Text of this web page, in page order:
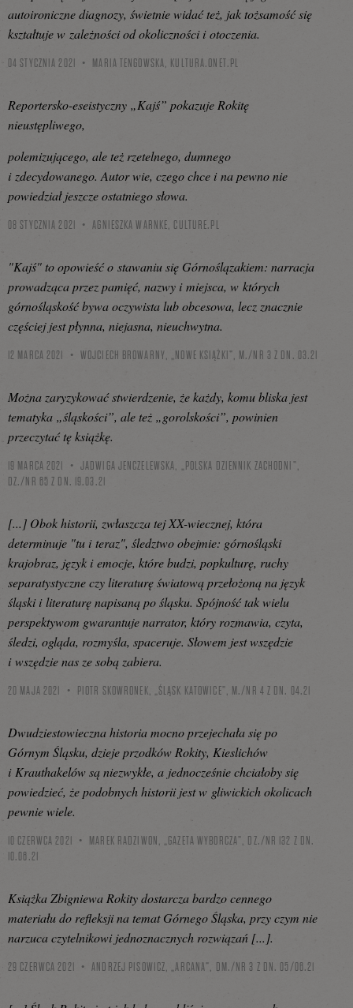
autoironiczne diagnozy, świetnie widać też, jak tożsamość się
kształtuje w zależności od okoliczności i otoczenia.
04 STYCZNIA 2021 MARIA TENGOWSKA, KULTURA.ONET.PL
Reportersko-eseistyczny „Kajś” pokazuje Rokitę
nieustępliwego,
polemizującego, ale też rzetelnego, dumnego
i zdecydowanego. Autor wie, czego chce i na pewno nie
powiedział jeszcze ostatniego słowa.
08 STYCZNIA 2021 AGNIESZKA WARNKE, CULTURE.PL
"Kajś" to opowieść o stawaniu się Górnoślązakiem: narracja
prowadząca przez pamięć, nazwy i miejsca, w których
górnośląskość bywa oczywista lub obcesowa, lecz znacznie
częściej jest płynna, niejasna, nieuchwytna.
12 MARCA 2021 WOJCIECH BROWARNY, „NOWE KSIĄŻKI”, M./NR 3 Z DN. 03.21
Można zaryzykować stwierdzenie, że każdy, komu bliska jest
tematyka „śląskości”, ale też „gorolskości”, powinien
przeczytać tę książkę.
19 MARCA 2021
JADWIGA JENCZELEWSKA, „POLSKA DZIENNIK ZACHODNI”,
DZ./NR 65 Z DN. 19.03.21
[...] Obok historii, zwłaszcza tej XX-wiecznej, która
determinuje "tu i teraz", śledztwo obejmie: górnośląski
krajobraz, język i emocje, które budzi, popkulturę, ruchy
separatystyczne czy literaturę światową przełożoną na język
śląski i literaturę napisaną po śląsku. Spójność tak wielu
perspektywom gwarantuje narrator, który rozmawia, czyta,
śledzi, ogląda, rozmyśla, spaceruje. Słowem jest wszędzie
i wszędzie nas ze sobą zabiera.
20 MAJA 2021 PIOTR SKOWRONEK, „ŚLĄSK KATOWICE”, M./NR 4 Z DN. 04.21
Dwudziestowieczna historia mocno przejechała się po
Górnym Śląsku, dzieje przodków Rokity, Kieslichów
i Krauthakelów są niezwykłe, a jednocześnie chciałoby się
powiedzieć, że podobnych historii jest w gliwickich okolicach
pewnie wiele.
10 CZERWCA 2021
MAREK RADZIWON, „GAZETA WYBORCZA”, DZ./NR 132 Z DN.
10.06.21
Książka Zbigniewa Rokity dostarcza bardzo cennego
materiału do refleksji na temat Górnego Śląska, przy czym nie
narzuca czytelnikowi jednoznacznych rozwiązań [...].
29 CZERWCA 2021 ANDRZEJ PISOWICZ, „ARCANA”, DM./NR 3 Z DN. 05/06.21